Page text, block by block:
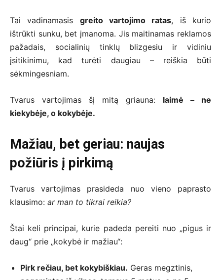
Tai vadinamasis greito vartojimo ratas, iš kurio
ištrūkti sunku, bet įmanoma. Jis maitinamas reklamos
pažadais, socialinių tinklų blizgesiu ir vidiniu
įsitikinimu, kad turėti daugiau – reiškia būti
sėkmingesniam.
Tvarus vartojimas šį mitą griauna: laimė – ne
kiekybėje, o kokybėje.
Mažiau, bet geriau: naujas
požiūris į pirkimą
Tvarus vartojimas prasideda nuo vieno paprasto
klausimo: ar man to tikrai reikia?
Štai keli principai, kurie padeda pereiti nuo „pigus ir
daug“ prie „kokybė ir mažiau“:
Pirk rečiau, bet kokybiškiau. Geras megztinis,